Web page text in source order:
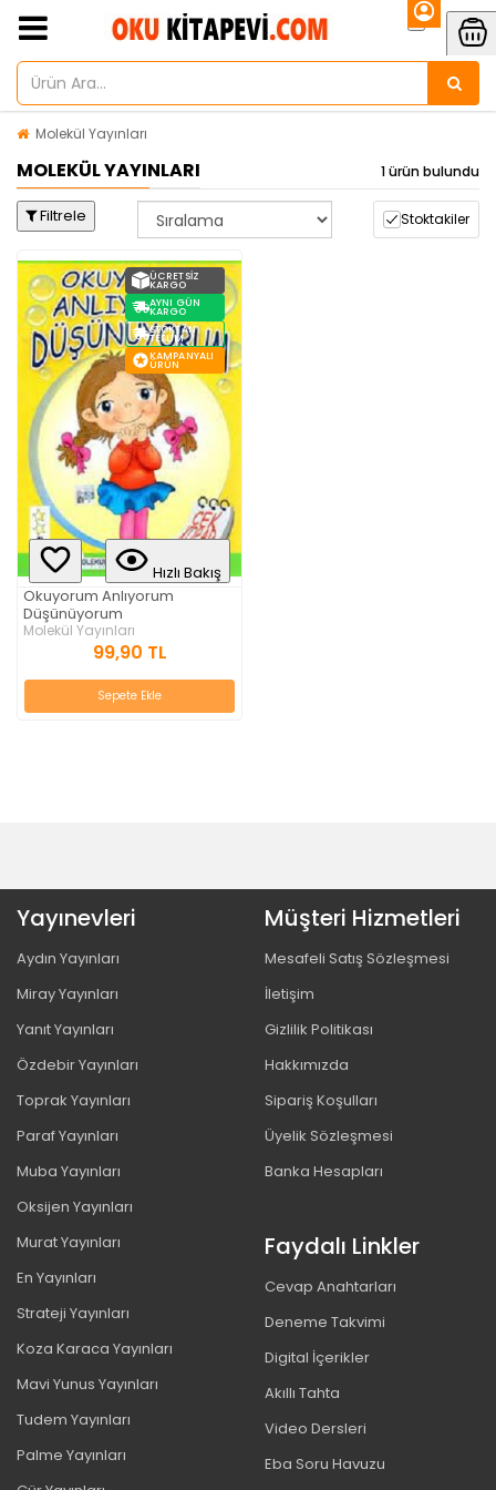
Molekül Yayınları
MOLEKÜL YAYINLARI 1 ürün bulundu
Filtrele Stoktakiler
ÜCRETSIZ
KARGO
AYNI GÜN
KARGO
STOKTAN
TESLIM
KAMPANYALI
ÜRÜN
Hızlı Bakış
Okuyorum Anlıyorum
Düşünüyorum
Molekül Yayınları
99,90 TL
Sepete Ekle
Yayınevleri
Aydın Yayınları
Miray Yayınları
Yanıt Yayınları
Özdebir Yayınları
Toprak Yayınları
Paraf Yayınları
Muba Yayınları
Oksijen Yayınları
Murat Yayınları
En Yayınları
Strateji Yayınları
Koza Karaca Yayınları
Mavi Yunus Yayınları
Tudem Yayınları
Palme Yayınları
Müşteri Hizmetleri
Mesafeli Satış Sözleşmesi
İletişim
Gizlilik Politikası
Hakkımızda
Sipariş Koşulları
Üyelik Sözleşmesi
Banka Hesapları
Faydalı Linkler
Cevap Anahtarları
Deneme Takvimi
Digital İçerikler
Akıllı Tahta
Video Dersleri
Eba Soru Havuzu